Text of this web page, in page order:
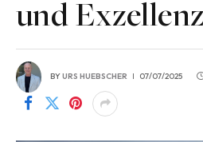
und
BYURS HUEBSCHER 07/07/2025